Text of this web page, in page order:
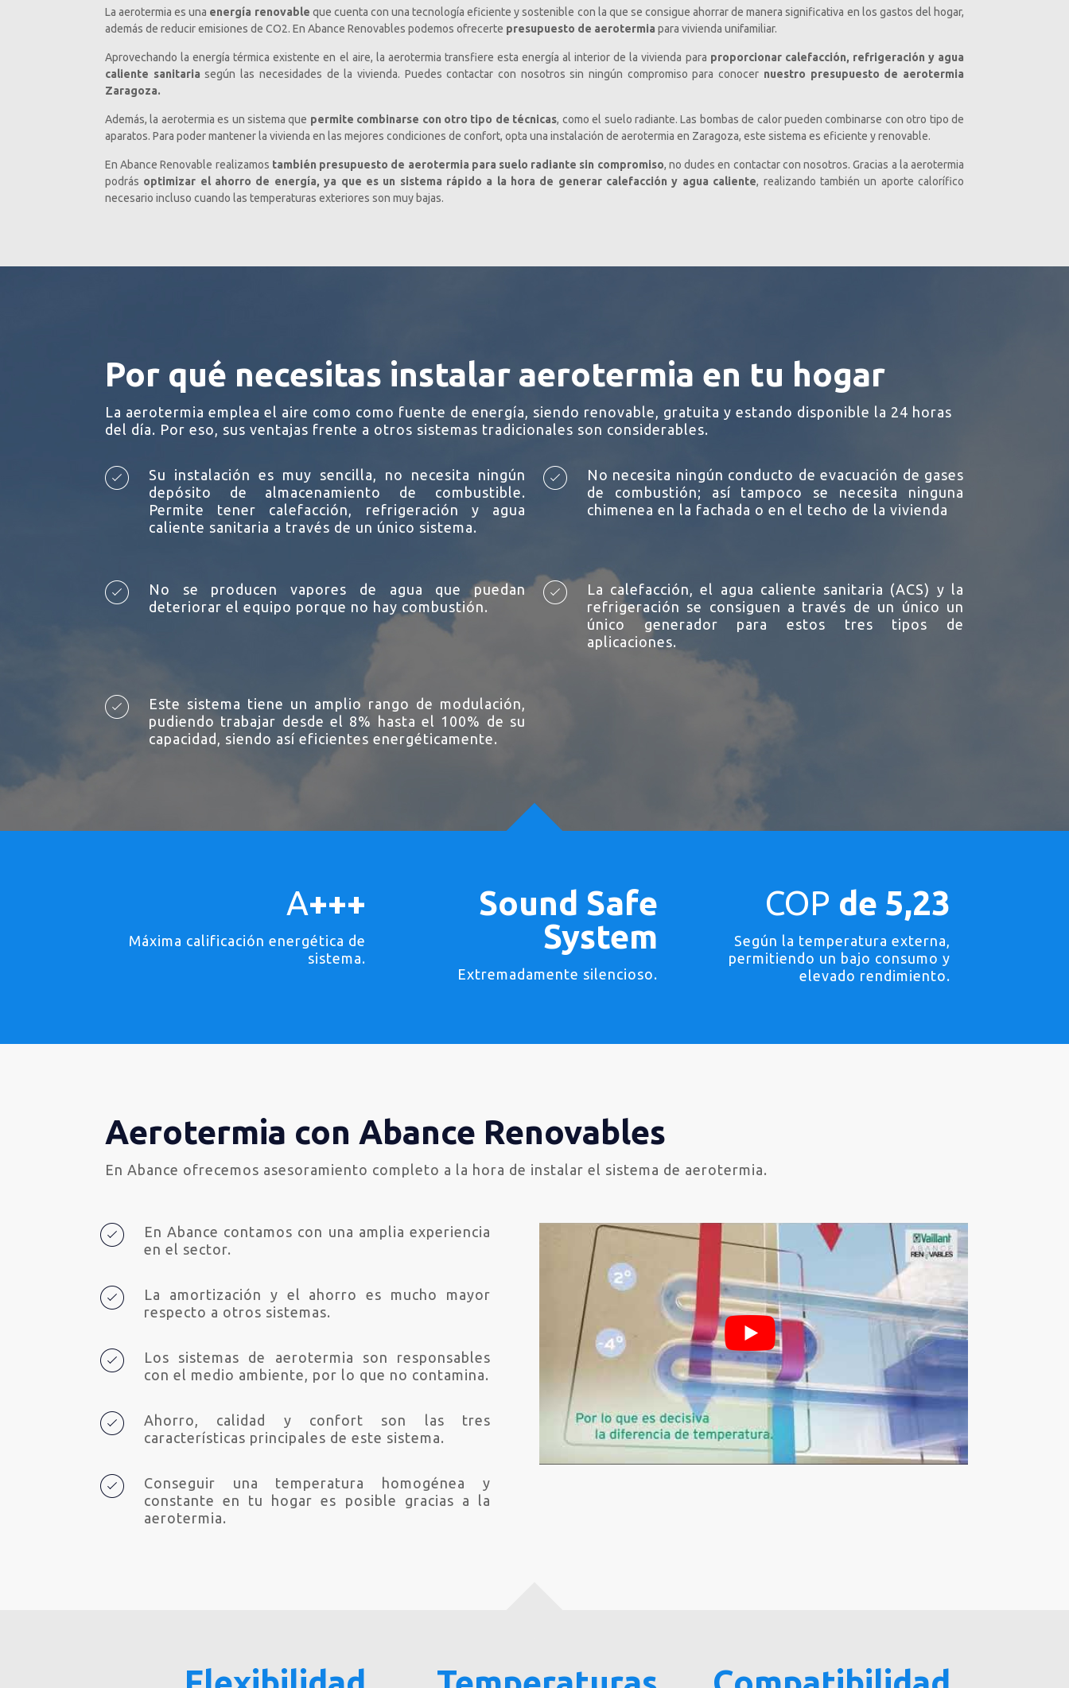
La aerotermia es una energía renovable que cuenta con una tecnología eficiente y sostenible con la que se consigue ahorrar de manera significativa en los gastos del hogar,
además de reducir emisiones de CO2. En Abance Renovables podemos ofrecerte presupuesto de aerotermia para vivienda unifamiliar.
Aprovechando la energía térmica existente en el aire, la aerotermia transfiere esta energía al interior de la vivienda para proporcionar calefacción, refrigeración y agua
caliente sanitaria según las necesidades de la vivienda. Puedes contactar con nosotros sin ningún compromiso para conocer nuestro presupuesto de aerotermia
Zaragoza.
Además, la aerotermia es un sistema que permite combinarse con otro tipo de técnicas, como el suelo radiante. Las bombas de calor pueden combinarse con otro tipo de
aparatos. Para poder mantener la vivienda en las mejores condiciones de confort, opta una instalación de aerotermia en Zaragoza, este sistema es eficiente y renovable.
En Abance Renovable realizamos también presupuesto de aerotermia para suelo radiante sin compromiso, no dudes en contactar con nosotros. Gracias a la aerotermia
podrás optimizar el ahorro de energía, ya que es un sistema rápido a la hora de generar calefacción y agua caliente, realizando también un aporte calorífico
necesario incluso cuando las temperaturas exteriores son muy bajas.
Por qué necesitas instalar aerotermia en tu hogar
La aerotermia emplea el aire como como fuente de energía, siendo renovable, gratuita y estando disponible la 24 horas
del día. Por eso, sus ventajas frente a otros sistemas tradicionales son considerables.
Su instalación es muy sencilla, no necesita ningún
depósito de almacenamiento de combustible.
Permite tener calefacción, refrigeración y agua
caliente sanitaria a través de un único sistema.
No necesita ningún conducto de evacuación de gases
de combustión; así tampoco se necesita ninguna
chimenea en la fachada o en el techo de la vivienda
No se producen vapores de agua que puedan
deteriorar el equipo porque no hay combustión.
La calefacción, el agua caliente sanitaria (ACS) y la
refrigeración se consiguen a través de un único un
único generador para estos tres tipos de
aplicaciones.
Este sistema tiene un amplio rango de modulación,
pudiendo trabajar desde el 8% hasta el 100% de su
capacidad, siendo así eficientes energéticamente.
A+++
Máxima calificación energética de
sistema.
Sound Safe
System
Extremadamente silencioso.
COP de 5,23
Según la temperatura externa,
permitiendo un bajo consumo y
elevado rendimiento.
Aerotermia con Abance Renovables
En Abance ofrecemos asesoramiento completo a la hora de instalar el sistema de aerotermia.
En Abance contamos con una amplia experiencia
en el sector.
La amortización y el ahorro es mucho mayor
respecto a otros sistemas.
Los sistemas de aerotermia son responsables
con el medio ambiente, por lo que no contamina.
Ahorro, calidad y confort son las tres
características principales de este sistema.
Conseguir una temperatura homogénea y
constante en tu hogar es posible gracias a la
aerotermia.